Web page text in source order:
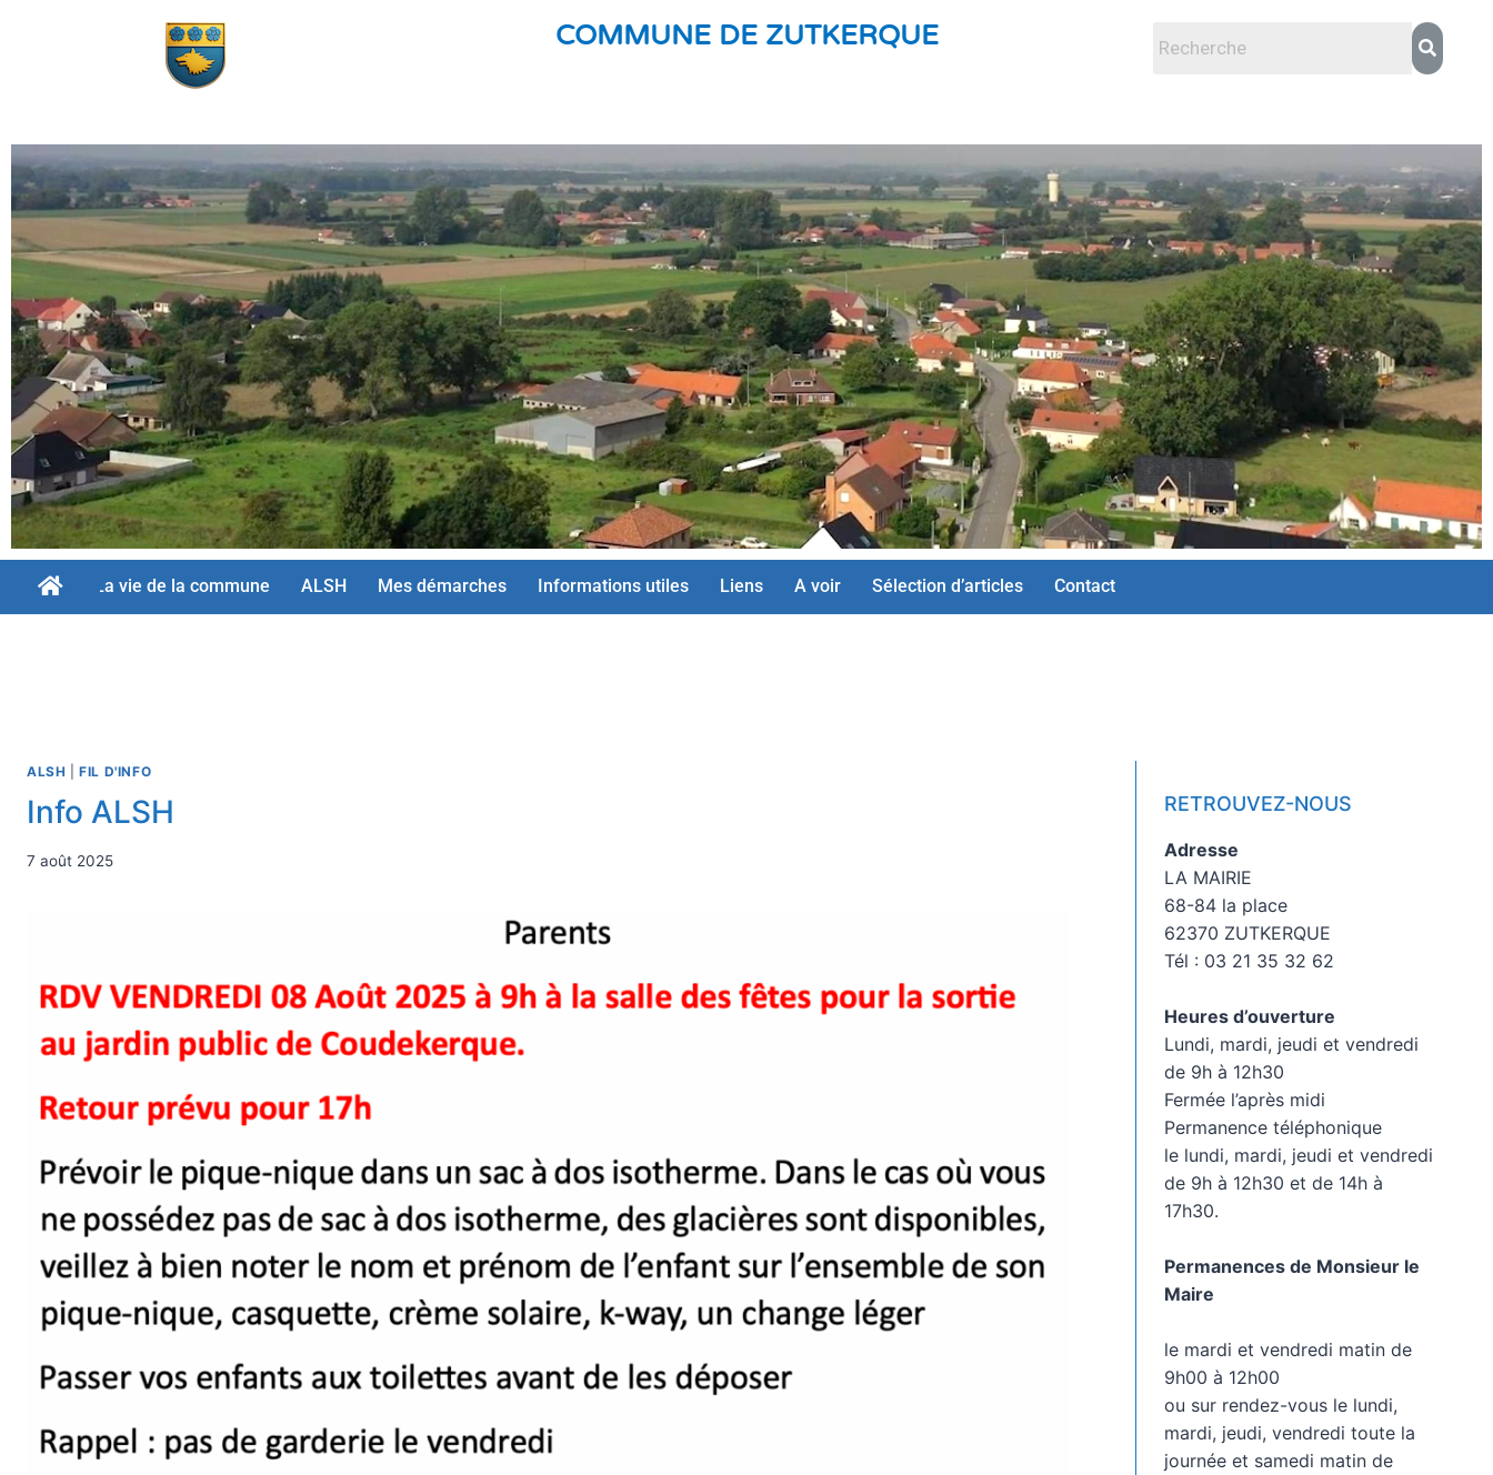
COMMUNE DE ZUTKERQUE
La vie de la commune ALSH Mes démarches Informations utiles Liens A voir Sélection d’articles Contact
ALSH |FIL D'INFO
Info ALSH
7 août 2025
RETROUVEZ-NOUS
Adresse
LA MAIRIE
68-84 la place
62370 ZUTKERQUE
Tél : 03 21 35 32 62
Heures d’ouverture
Lundi, mardi, jeudi et vendredi
de 9h à 12h30
Fermée l’après midi
Permanence téléphonique
le lundi, mardi, jeudi et vendredi
de 9h à 12h30 et de 14h à
17h30.
Permanences de Monsieur le
Maire
le mardi et vendredi matin de
9h00 à 12h00
ou sur rendez-vous le lundi,
mardi, jeudi, vendredi toute la
journée et samedi matin de